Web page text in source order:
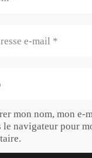
mon nom, mon e-
le navigateur pour